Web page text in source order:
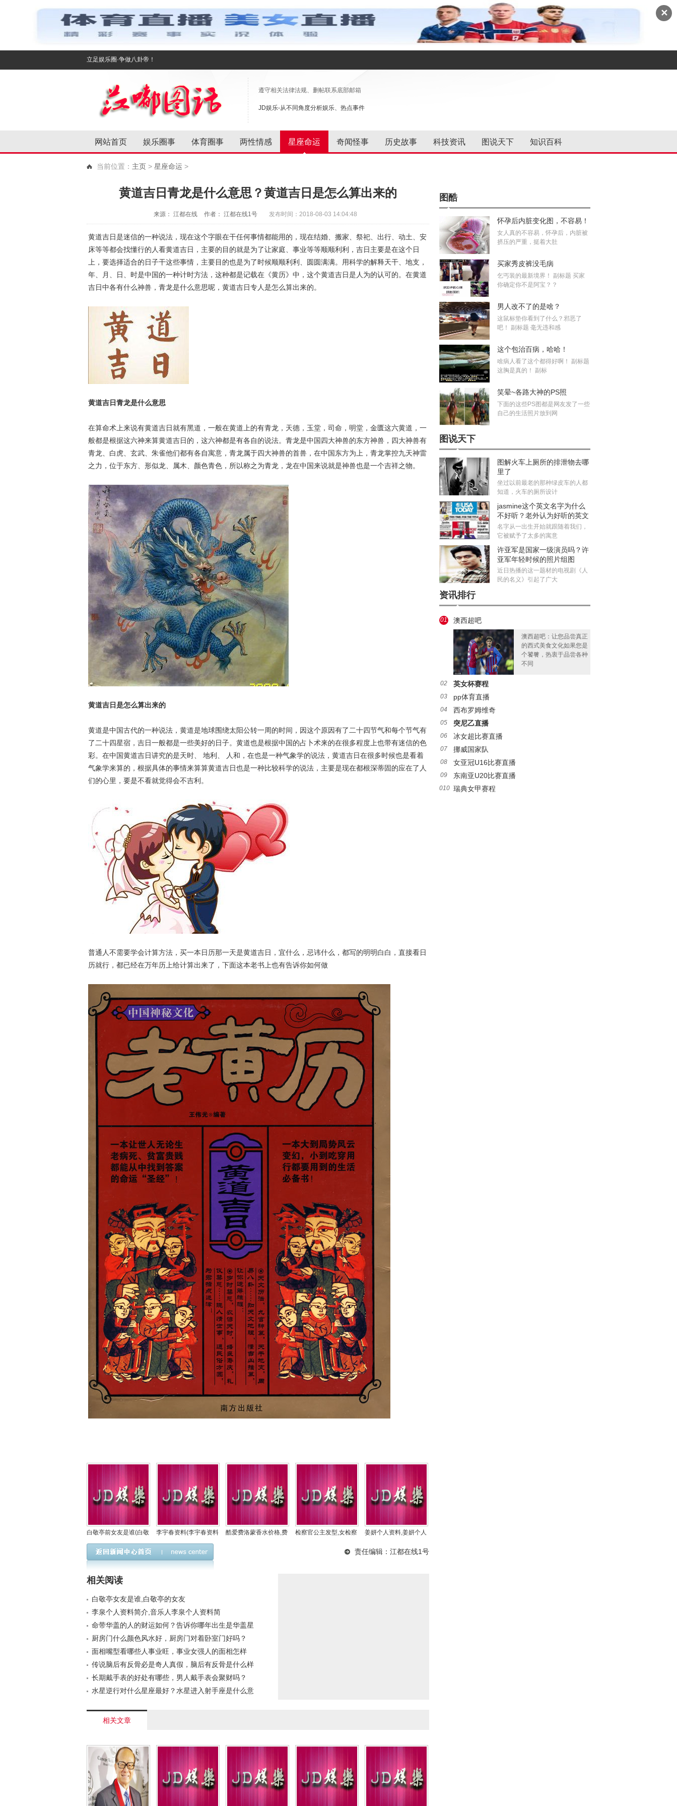
✕
立足娱乐圈·争做八卦帝！
遵守相关法律法规、删帖联系底部邮箱
JD娱乐-从不同角度分析娱乐、热点事件
网站首页 娱乐圈事 体育圈事 两性情感 星座命运 奇闻怪事 历史故事 科技资讯 图说天下 知识百科
当前位置： 主页 > 星座命运 >
黄道吉日青龙是什么意思？黄道吉日是怎么算出来的
来源： 江都在线 作者： 江都在线1号 发布时间：2018-08-03 14:04:48
黄道吉日是迷信的一种说法，现在这个字眼在干任何事情都能用的，现在结婚、搬家、祭祀、出行、动土、安
床等等都会找懂行的人看黄道吉日，主要的目的就是为了让家庭、事业等等顺顺利利，吉日主要是在这个日
上，要选择适合的日子干这些事情，主要目的也是为了时候顺顺利利、圆圆满满。用科学的解释天干、地支，
年、月、日、时是中国的一种计时方法，这种都是记载在《黄历》中，这个黄道吉日是人为的认可的。在黄道
吉日中各有什么神兽，青龙是什么意思呢，黄道吉日专人是怎么算出来的。
黄道吉日青龙是什么意思
在算命术上来说有黄道吉日就有黑道，一般在黄道上的有青龙，天德，玉堂，司命，明堂，金匮这六黄道，一
般都是根据这六神来算黄道吉日的，这六神都是有各自的说法。青龙是中国四大神兽的东方神兽，四大神兽有
青龙、白虎、玄武、朱雀他们都有各自寓意，青龙属于四大神兽的首兽，在中国东方为上，青龙掌控九天神雷
之力，位于东方、形似龙、属木、颜色青色，所以称之为青龙，龙在中国来说就是神兽也是一个吉祥之物。
黄道吉日是怎么算出来的
黄道是中国古代的一种说法，黄道是地球围绕太阳公转一周的时间，因这个原因有了二十四节气和每个节气有
了二十四星宿，吉日一般都是一些美好的日子。黄道也是根据中国的占卜术来的在很多程度上也带有迷信的色
彩。在中国黄道吉日讲究的是天时、 地利、 人和，在也是一种气象学的说法，黄道吉日在很多时候也是看着
气象学来算的，根据具体的事情来算算黄道吉日也是一种比较科学的说法，主要是现在都根深蒂固的应在了人
们的心里，要是不看就觉得会不吉利。
普通人不需要学会计算方法，买一本日历那一天是黄道吉日，宜什么，忌讳什么，都写的明明白白，直接看日
历就行，都已经在万年历上给计算出来了，下面这本老书上也有告诉你如何做
白敬亭前女友是谁(白敬
亭承认的女友是谁
李宇春资料(李宇春资料
酷爱费洛蒙香水价格,费
检察官公主发型,女检察
姜妍个人资料,姜妍个人
责任编辑：江都在线1号
相关阅读
白敬亭女友是谁,白敬亭的女友
李泉个人资料简介,音乐人李泉个人资料简
命带华盖的人的财运如何？告诉你哪年出生是华盖星
厨房门什么颜色风水好，厨房门对着卧室门好吗？
面相嘴型看哪些人事业旺，事业女强人的面相怎样
的？
传说脑后有反骨必是奇人真假，脑后有反骨是什么样
子图片
长期戴手表的好处有哪些，男人戴手表会聚财吗？
水星逆行对什么星座最好？水星进入射手座是什么意
相关文章
图酷
怀孕后内脏变化图，不容易！
女人真的不容易，怀孕后，内脏被
挤压的严重，挺着大肚
买家秀皮裤没毛病
乞丐装的最新境界！ 副标题 买家
你确定你不是阿宝？？
男人改不了的是啥？
这鼠标垫你看到了什么？邪恶了
吧！ 副标题 毫无违和感
这个包治百病，哈哈！
啥病人看了这个都得好啊！ 副标题
这胸是真的！ 副标
笑晕~各路大神的PS照
下面的这些PS图都是网友发了一些
自己的生活照片放到网
图说天下
图解火车上厕所的排泄物去哪
里了
坐过以前最老的那种绿皮车的人都
知道，火车的厕所设计
jasmine这个英文名字为什么
不好听？老外认为好听的英文
名有哪些
名字从一出生开始就跟随着我们，
它被赋予了太多的寓意
许亚军是国家一级演员吗？许
亚军年轻时候的照片组图
近日热播的这一题材的电视剧《人
民的名义》引起了广大
资讯排行
01 澳西超吧
澳西超吧：让您品尝真正
的西式美食文化如果您是
个饕餮，热衷于品尝各种
不同
02 英女杯赛程
03 pp体育直播
04 西布罗姆维奇
05 突尼乙直播
06 冰女超比赛直播
07 挪威国家队
08 女亚冠U16比赛直播
09 东南亚U20比赛直播
010 瑞典女甲赛程